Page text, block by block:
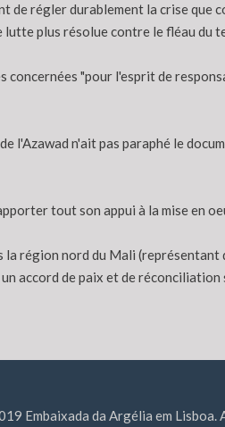
régler durablement la crise que
plus résolue contre le fléau
"pour l'esprit de
n'ait pas paraphé le
tout son appui à la mise en
la région nord du Mali
accord de paix et de
Embaixada da Argélia em Lisboa.